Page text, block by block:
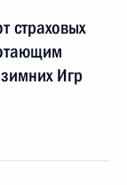
страховых
Игр